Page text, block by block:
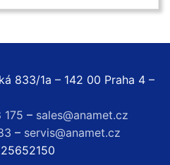
833/1a – 142 00 Praha 4 –
– sales@anamet.cz
– servis@anamet.cz